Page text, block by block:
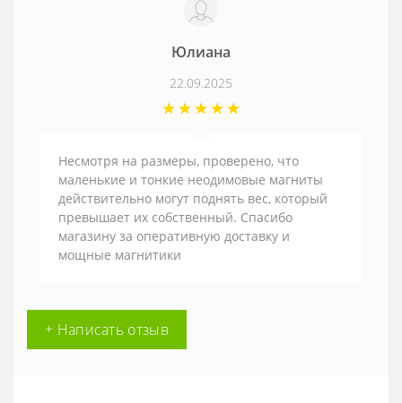
Юлиана
22.09.2025
Несмотря на размеры, проверено, что
маленькие и тонкие неодимовые магниты
действительно могут поднять вес, который
превышает их собственный. Спасибо
магазину за оперативную доставку и
мощные магнитики
+ Написать отзыв